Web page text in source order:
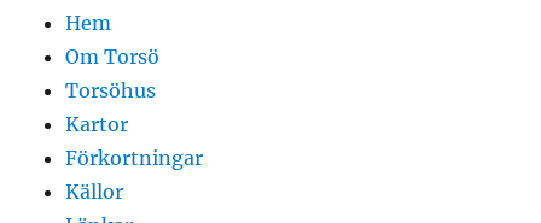
Hem
Om Torsö
Torsöhus
Kartor
Förkortningar
Källor